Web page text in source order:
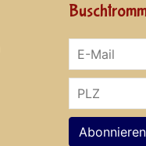
Abonnieren